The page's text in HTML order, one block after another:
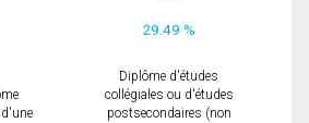
29.49 %
Diplôme d'études
collégiales ou d'études
postsecondaires (non